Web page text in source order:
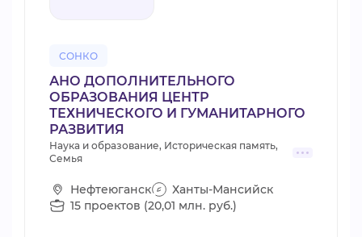
СОНКО
АНО ДОПОЛНИТЕЛЬНОГО
ОБРАЗОВАНИЯ ЦЕНТР
ТЕХНИЧЕСКОГО И ГУМАНИТАРНОГО
РАЗВИТИЯ
Наука и образование, Историческая память,
Семья
Нефтеюганск
Ханты-Мансийск
15 проектов (20,01 млн. руб.)